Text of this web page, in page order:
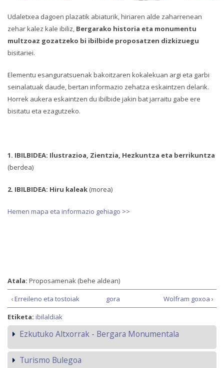
Udaletxea dagoen plazatik abiaturik, hiriaren alde zaharrenean
zehar kalez kale ibiliz, Bergarako historia eta monumentu
multzoaz gozatzeko bi ibilbide proposatzen dizkizuegu
bisitariei.
Elementu esanguratsuenak bakoitzaren kokalekuan argi eta garbi
seinalatuak daude, bertan informazio zehatza eskaintzen delarik.
Horrek aukera eskaintzen du ibilbide jakin bat jarraitu gabe ere
bisitatu eta ezagutzeko.
1. IBILBIDEA: Ilustrazioa, Zientzia, Hezkuntza eta berrikuntza
(berdea)
2. IBILBIDEA: Hiru kaleak (morea)
Hemen mapa eta informazio gehiago >>
Atala: Proposamenak (behe aldean)
‹ Erreileno eta tostoiak
gora
Wolfram goxoa ›
Etiketa: ibilaldiak
Ezkutuko Altxorrak - Bergara Monumentala
Turismo Bulegoa